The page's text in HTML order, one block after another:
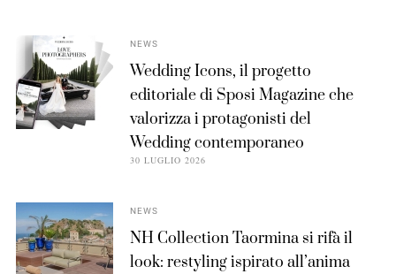
NEWS
Wedding Icons, il progetto
editoriale di Sposi Magazine che
valorizza i protagonisti del
Wedding contemporaneo
30 LUGLIO 2026
NEWS
NH Collection Taormina si rifà il
look: restyling ispirato all’anima